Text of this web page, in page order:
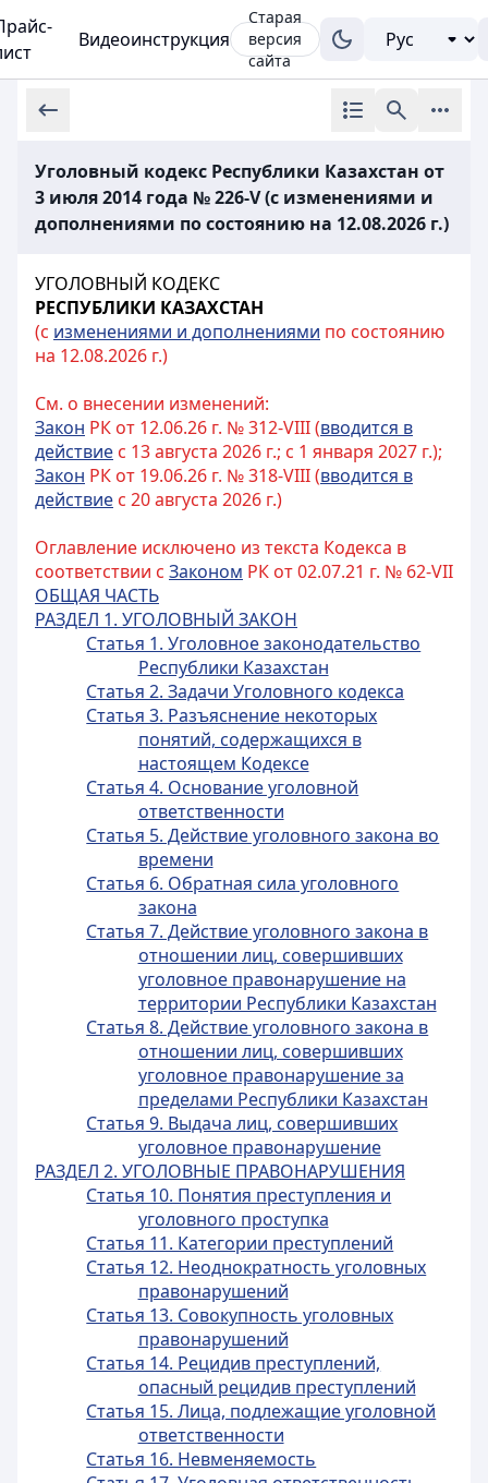
Видеоинструкция
Старая
версия
сайта
Уголовный кодекс Республики Казахстан от
3 июля 2014 года № 226-V (с изменениями и
дополнениями по состоянию на 12.08.2026 г.)
УГОЛОВНЫЙ КОДЕКС
РЕСПУБЛИКИ КАЗАХСТАН
(с изменениями и дополнениями по состоянию
на 12.08.2026 г.)
См. о внесении изменений:
Закон РК от 12.06.26 г. № 312-VIII (вводится в
действие с 13 августа 2026 г.; с 1 января 2027 г.);
Закон РК от 19.06.26 г. № 318-VIII (вводится в
действие с 20 августа 2026 г.)
Оглавление исключено из текста Кодекса в
соответствии с Законом РК от 02.07.21 г. № 62-VII
ОБЩАЯ ЧАСТЬ
РАЗДЕЛ 1. УГОЛОВНЫЙ ЗАКОН
Статья 1. Уголовное законодательство
Республики Казахстан
Статья 2. Задачи Уголовного кодекса
Статья 3. Разъяснение некоторых
понятий, содержащихся в
настоящем Кодексе
Статья 4. Основание уголовной
ответственности
Статья 5. Действие уголовного закона во
времени
Статья 6. Обратная сила уголовного
закона
Статья 7. Действие уголовного закона в
отношении лиц, совершивших
уголовное правонарушение на
территории Республики Казахстан
Статья 8. Действие уголовного закона в
отношении лиц, совершивших
уголовное правонарушение за
пределами Республики Казахстан
Статья 9. Выдача лиц, совершивших
уголовное правонарушение
РАЗДЕЛ 2. УГОЛОВНЫЕ ПРАВОНАРУШЕНИЯ
Статья 10. Понятия преступления и
уголовного проступка
Статья 11. Категории преступлений
Статья 12. Неоднократность уголовных
правонарушений
Статья 13. Совокупность уголовных
правонарушений
Статья 14. Рецидив преступлений,
опасный рецидив преступлений
Статья 15. Лица, подлежащие уголовной
ответственности
Статья 16. Невменяемость